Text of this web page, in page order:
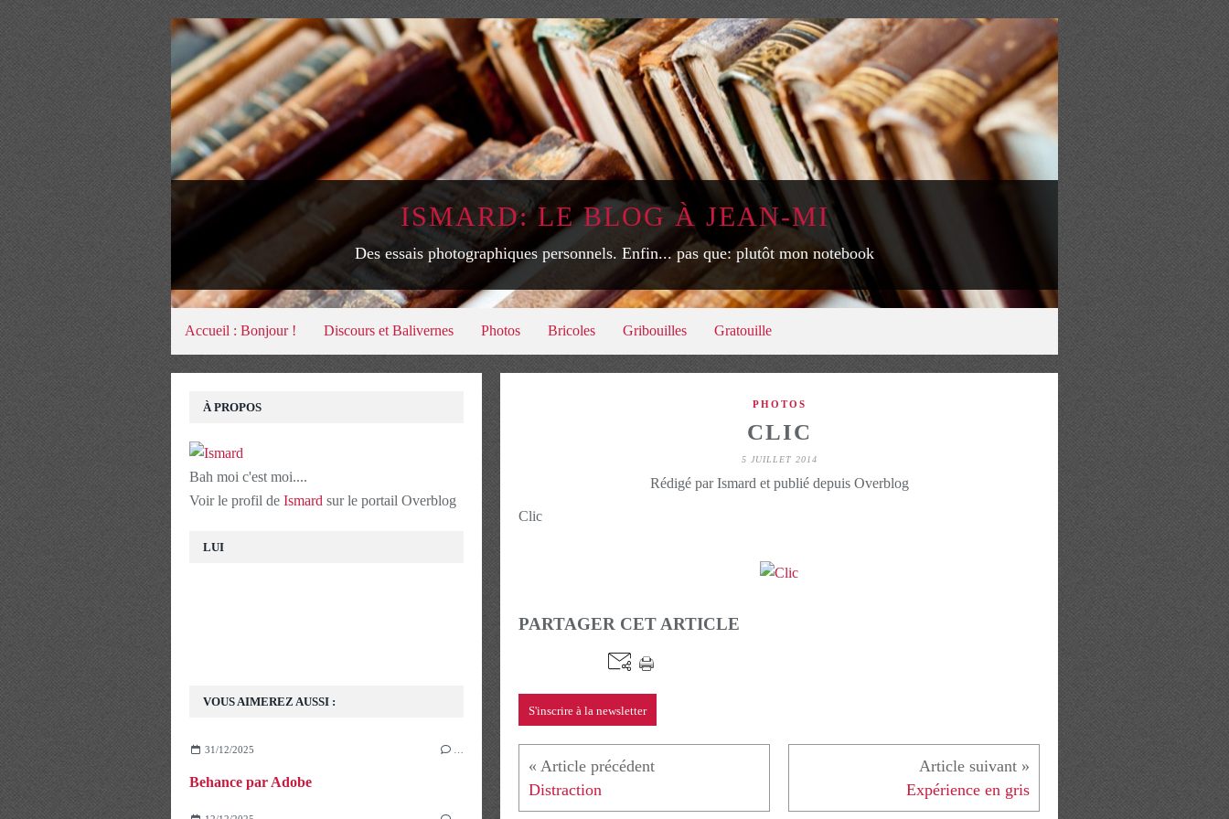
ISMARD: LE BLOG À JEAN-MI
Des essais photographiques personnels. Enfin... pas que: plutôt mon notebook
Accueil : Bonjour ! Discours et Balivernes Photos Bricoles Gribouilles Gratouille
PHOTOS
CLIC
5 JUILLET 2014
Rédigé par Ismard et publié depuis Overblog
Clic
PARTAGER CET ARTICLE
S'inscrire à la newsletter
Distraction Expérience en gris
À PROPOS
Bah moi c'est moi....
Voir le profil de Ismard sur le portail Overblog
VOUS AIMEREZ AUSSI :
31/12/2025
Behance par Adobe
LUI